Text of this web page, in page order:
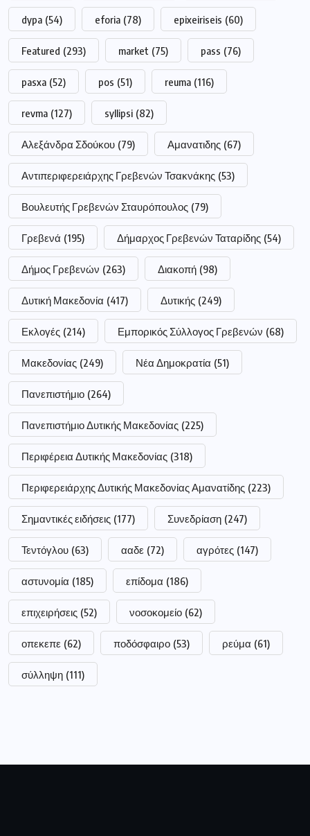
dypa (54) eforia (78) epixeiriseis (60)
Featured (293) market (75) pass (76)
pasxa (52) pos (51) reuma (116)
revma (127) syllipsi (82)
Αλεξάνδρα Σδούκου (79) Αμανατιδης (67)
Αντιπεριφερειάρχης Γρεβενών Τσακνάκης (53)
Βουλευτής Γρεβενών Σταυρόπουλος (79)
Γρεβενά (195) Δήμαρχος Γρεβενών Ταταρίδης (54)
Δήμος Γρεβενών (263) Διακοπή (98)
Δυτική Μακεδονία (417) Δυτικής (249)
Εκλογές (214) Εμπορικός Σύλλογος Γρεβενών (68)
Μακεδονίας (249) Νέα Δημοκρατία (51)
Πανεπιστήμιο (264)
Πανεπιστήμιο Δυτικής Μακεδονίας (225)
Περιφέρεια Δυτικής Μακεδονίας (318)
Περιφερειάρχης Δυτικής Μακεδονίας Αμανατίδης (223)
Σημαντικές ειδήσεις (177) Συνεδρίαση (247)
Τεντόγλου (63) ααδε (72) αγρότες (147)
αστυνομία (185) επίδομα (186)
επιχειρήσεις (52) νοσοκομείο (62)
οπεκεπε (62) ποδόσφαιρο (53) ρεύμα (61)
σύλληψη (111)